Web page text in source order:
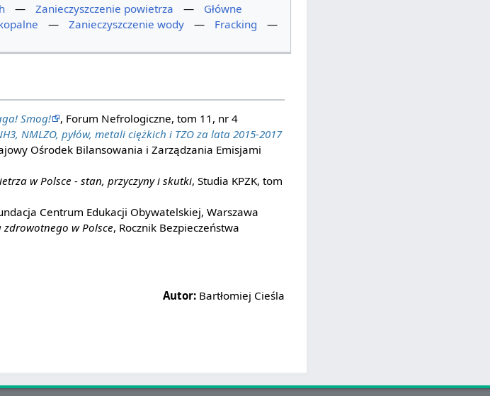
— Zanieczyszczenie powietrza —
Główne
— Zanieczyszczenie wody — Fracking
—
Smog!
, Forum Nefrologiczne, tom 11, nr 4
NMLZO, pyłów, metali ciężkich i TZO za lata 2015-2017
Ośrodek Bilansowania i Zarządzania Emisjami
w Polsce - stan, przyczyny i skutki, Studia KPZK, tom
Centrum Edukacji Obywatelskiej, Warszawa
w Polsce, Rocznik Bezpieczeństwa
Autor: Bartłomiej Cieśla